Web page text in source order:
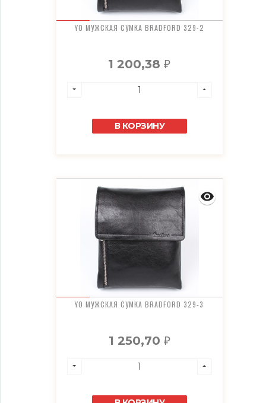
YO МУЖСКАЯ СУМКА BRADFORD 329-2
1 200,38₽
В КОРЗИНУ
YO МУЖСКАЯ СУМКА BRADFORD 329-3
1 250,70 ₽